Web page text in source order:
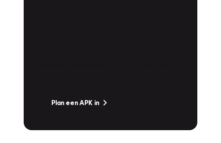
Plan een APK in